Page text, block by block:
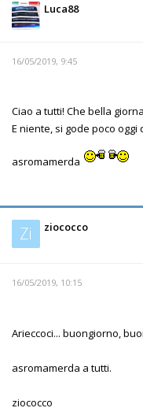
Luca88
16/05/2019, 9:45
Ciao a tutti! Che bella
E niente, si gode poco oggi
asromamerda
Zi ziococco
16/05/2019, 10:15
Arieccoci... buongiorno,
asromamerda a tutti.
ziococco